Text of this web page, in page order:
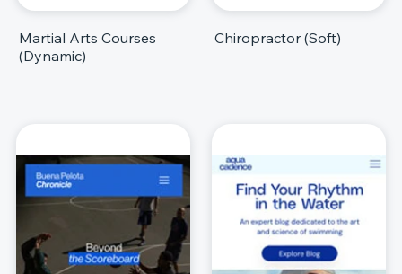
Martial Arts Courses
(Dynamic)
Chiropractor (Soft)